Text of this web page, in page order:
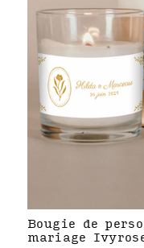
Bougie de
mariage